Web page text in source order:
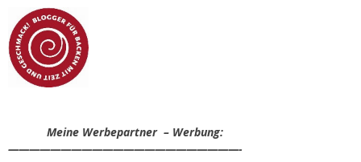
Meine Werbepartner – Werbung:
——————————————————————-